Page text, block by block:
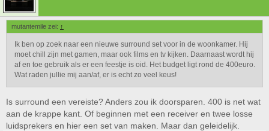
mutantemile zei: ↑
Ik ben op zoek naar een nieuwe surround set voor in de woonkamer. Hij
moet chill zijn met gamen, maar ook films en tv kijken. Daarnaast wordt hij
af en toe gebruik als er een feestje is oid. Het budget ligt rond de 400euro.
Wat raden jullie mij aan/af, er is echt zo veel keus!
Is surround een vereiste? Anders zou ik doorsparen. 400 is net wat
aan de krappe kant. Of beginnen met een receiver en twee losse
luidsprekers en hier een set van maken. Maar dan geleidelijk.